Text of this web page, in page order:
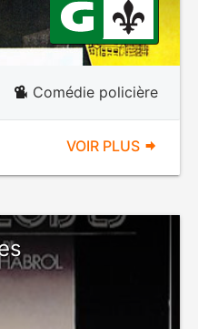
Comédie policière
VOIR PLUS